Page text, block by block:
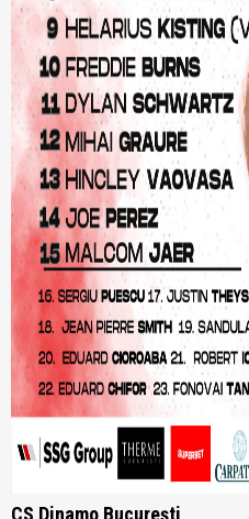
CS Dinamo București